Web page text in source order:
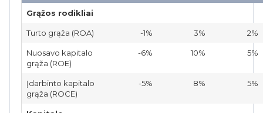
Grąžos rodikliai
Turto grąža (ROA) -1% 3% 2%
Nuosavo kapitalo
grąža (ROE)
-6% 10% 5%
Įdarbinto kapitalo
grąža (ROCE)
-5% 8% 5%